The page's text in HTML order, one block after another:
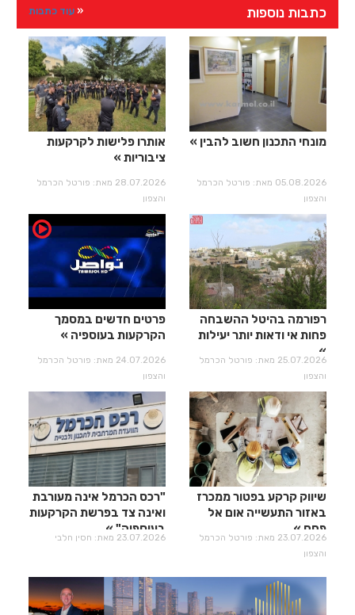
כתבות נוספות עוד כתבות
מונחי התכנון חשוב להבין
05.08.2026 מאת: פורטל הכרמל
והצפון
אותרו פלישות לקרקעות
ציבוריות
28.07.2026 מאת: פורטל הכרמל
והצפון
רפורמה בהיטל ההשבחה
פחות אי ודאות יותר יעילות​​​​​​​
25.07.2026 מאת: פורטל הכרמל
והצפון
פרטים חדשים במסמך
הקרקעות בעוספיה
24.07.2026 מאת: פורטל הכרמל
והצפון
שיווק קרקע בפטור ממכרז
באזור התעשייה אום אל
פחם
23.07.2026 מאת: פורטל הכרמל
והצפון
"רכס הכרמל אינה מעורבת
ואינה צד בפרשת הקרקעות
בעוספיה"
23.07.2026 מאת: חסין חלבי